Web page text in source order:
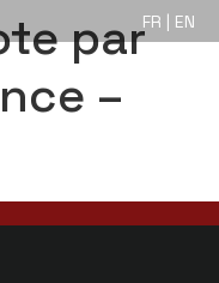
FR | EN
par
–